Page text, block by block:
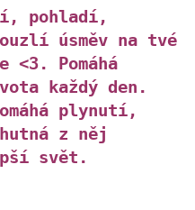
pohladí,
úsměv na tvé
Pomáhá
každý den.
plynutí,
z něj
svět.